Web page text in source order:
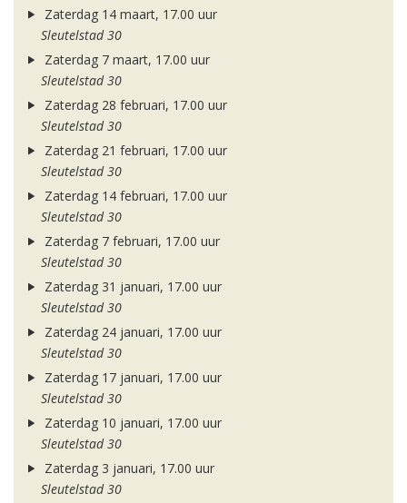
Zaterdag 14 maart, 17.00 uur
Sleutelstad 30
Zaterdag 7 maart, 17.00 uur
Sleutelstad 30
Zaterdag 28 februari, 17.00 uur
Sleutelstad 30
Zaterdag 21 februari, 17.00 uur
Sleutelstad 30
Zaterdag 14 februari, 17.00 uur
Sleutelstad 30
Zaterdag 7 februari, 17.00 uur
Sleutelstad 30
Zaterdag 31 januari, 17.00 uur
Sleutelstad 30
Zaterdag 24 januari, 17.00 uur
Sleutelstad 30
Zaterdag 17 januari, 17.00 uur
Sleutelstad 30
Zaterdag 10 januari, 17.00 uur
Sleutelstad 30
Zaterdag 3 januari, 17.00 uur
Sleutelstad 30